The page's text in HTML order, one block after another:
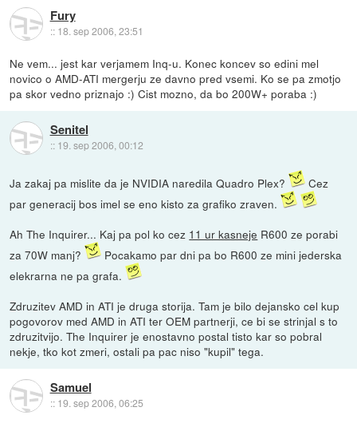
Fury
:: 18. sep 2006, 23:51
Ne vem... jest kar verjamem Inq-u. Konec koncev so edini mel
novico o AMD-ATI mergerju ze davno pred vsemi. Ko se pa zmotjo
pa skor vedno priznajo :) Cist mozno, da bo 200W+ poraba :)
Senitel
:: 19. sep 2006, 00:12
Ja zakaj pa mislite da je NVIDIA naredila Quadro Plex?
Cez
par generacij bos imel se eno kisto za grafiko zraven.
Ah The Inquirer... Kaj pa pol ko cez 11 ur kasneje R600 ze porabi
za 70W manj?
Pocakamo par dni pa bo R600 ze mini jederska
elekrarna ne pa grafa.
Zdruzitev AMD in ATI je druga storija. Tam je bilo dejansko cel kup
pogovorov med AMD in ATI ter OEM partnerji, ce bi se strinjal s to
zdruzitvijo. The Inquirer je enostavno postal tisto kar so pobral
nekje, tko kot zmeri, ostali pa pac niso "kupil" tega.
Samuel
:: 19. sep 2006, 06:25